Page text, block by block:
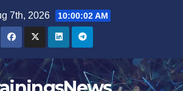
7th, 2026 10:00:03 AM